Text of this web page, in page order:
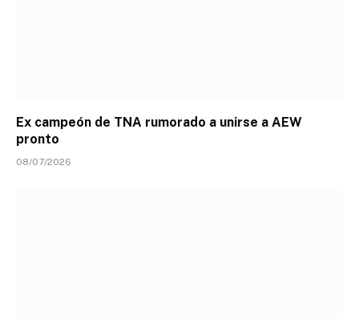
Ex campeón de TNA rumorado a unirse a AEW
pronto
08/07/2026